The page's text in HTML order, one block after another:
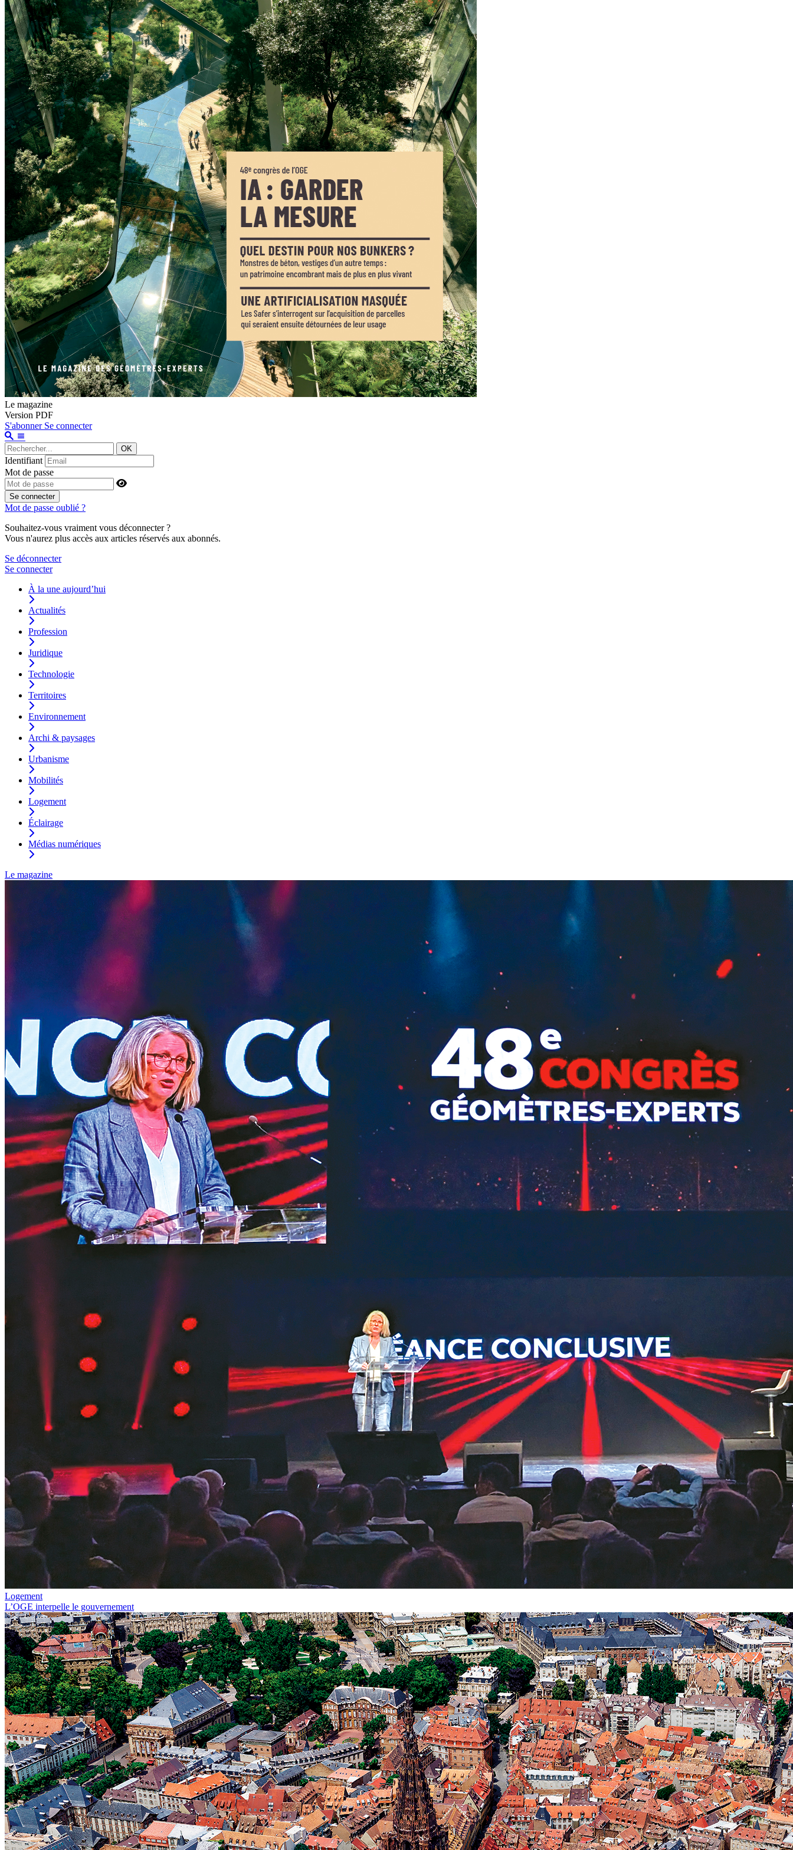
Le magazine
Version PDF
S'abonner Se connecter
OK
Identifiant
Mot de passe
Se connecter
Mot de passe oublié ?
Souhaitez-vous vraiment vous déconnecter ?
Vous n'aurez plus accès aux articles réservés aux abonnés.
Se déconnecter
Se connecter
À la une aujourd’hui
Actualités
Profession
Juridique
Technologie
Territoires
Environnement
Archi & paysages
Urbanisme
Mobilités
Logement
Éclairage
Médias numériques
Le magazine
Logement
L’OGE interpelle le gouvernement